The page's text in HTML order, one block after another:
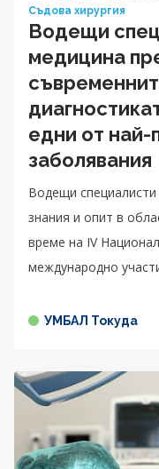
Съдова хирургия
Водещи
медицина
едни от най-
заболявания
Водещи
знания и опит в
време на IV
международно
УМБАЛ Токуда